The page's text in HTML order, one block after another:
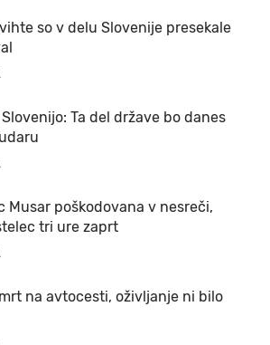
so v delu Slovenije presekale
Ta del države bo danes
Musar poškodovana v nesreči,
tri ure zaprt
na avtocesti, oživljanje ni bilo